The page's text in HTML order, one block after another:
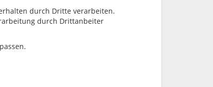
durch Dritte verarbeiten.
durch Drittanbeiter